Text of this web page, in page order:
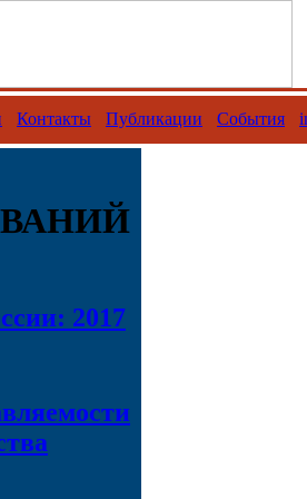
Контакты Публикации События
2017